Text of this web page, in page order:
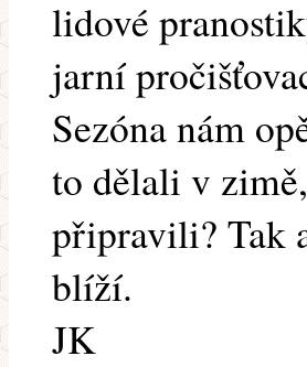
lidové
jarní
Sezóna nám
to dělali v
připravili? Tak
blíží.
JK